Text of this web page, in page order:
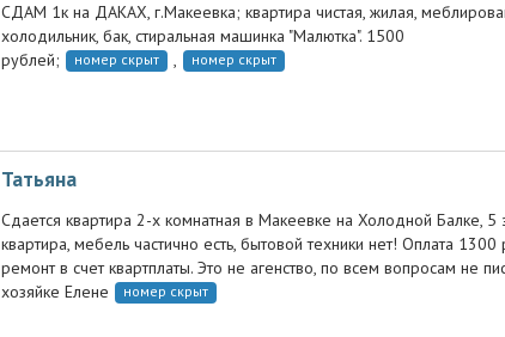
СДАМ 1к на ДАКАХ, г.Макеевка; квартира чистая, жилая,
холодильник, бак, стиральная машинка "Малютка". 1500
рублей;
номер скрыт , номер скрыт
Татьяна
Сдается квартира 2-х комнатная в Макеевке на Холодной Балке, 5
квартира, мебель частично есть, бытовой техники нет! Оплата
ремонт в счет квартплаты. Это не агенство, по всем вопросам не
хозяйке Елене
номер скрыт